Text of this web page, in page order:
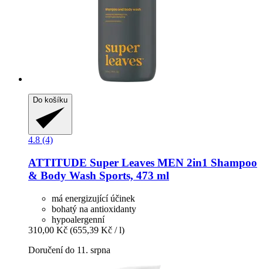
Do košíku
4.8 (4)
ATTITUDE Super Leaves MEN 2in1 Shampoo
& Body Wash Sports, 473 ml
má energizující účinek
bohatý na antioxidanty
hypoalergenní
310,00 Kč (655,39 Kč / l)
Doručení do 11. srpna